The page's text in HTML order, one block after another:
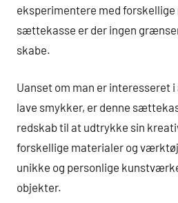
eksperimentere med forskellige
sættekasse er der ingen
skabe.
Uanset om man er interesseret
lave smykker, er denne
redskab til at udtrykke sin
forskellige materialer og
unikke og personlige
objekter.